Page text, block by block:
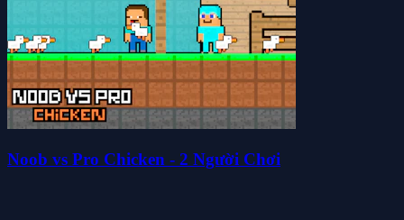
Noob vs Pro Chicken - 2 Người Chơi